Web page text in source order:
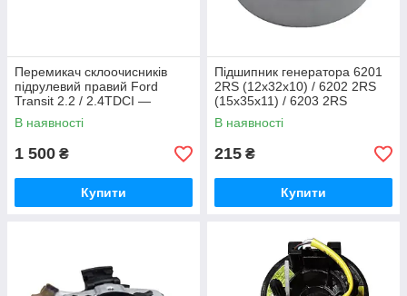
Перемикач склоочисників
підрулевий правий Ford
Transit 2.2 / 2.4TDCI —
дизель, Форд Транзит 2006-
2013
В наявності
1 500 ₴
Купити
Підшипник генератора 6201
2RS (12х32х10) / 6202 2RS
(15х35х11) / 6203 2RS
(17х40х12) Ford Transit Форд
Транзит
В наявності
215 ₴
Купити